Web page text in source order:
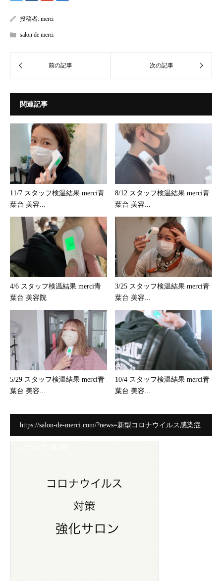
投稿者: merci
salon de merci
関連記事
11/7 スタッフ検温結果 merci青
葉台 美容...
8/12 スタッフ検温結果 merci青
葉台 美容...
4/6 スタッフ検温結果 merci青
葉台 美容院
3/25 スタッフ検温結果 merci青
葉台 美容...
5/29 スタッフ検温結果 merci青
葉台 美容...
10/4 スタッフ検温結果 merci青
葉台 美容...
https://salon-de-merci.com/?news=新型コロナウイルス感染症